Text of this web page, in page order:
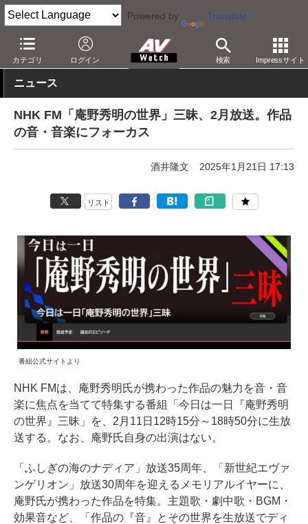
Powered by Translate
カテゴリ ログイン 検索 Impressサイト
AV Watch コンテンツ・サービス 放送 ラジオ
ニュース
NHK FM「庵野秀明の世界」三昧、2月放送。作品
の音・音楽にフォーカス
酒井隆文 2025年1月21日 17:13
リスト
番組公式サイトより
NHK FMは、庵野秀明氏が携わった作品の魅力を音・音
楽に焦点を当てて特集する番組「今日は一日『庵野秀明
の世界』三昧」を、2月11日12時15分～18時50分に生放
送する。なお、庵野氏自身の出演はない。
「ふしぎの海のナディア」放送35周年、「新世紀エヴァ
ンゲリオン」放送30周年を迎えるメモリアルイヤーに、
庵野氏が携わった作品を特集。主題歌・劇中歌・BGM・
効果音など、「作品の『音』とその世界を生放送でディ